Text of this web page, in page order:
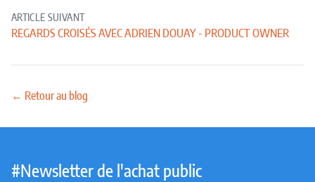
ARTICLE SUIVANT
REGARDS CROISÉS AVEC ADRIEN DOUAY - PRODUCT OWNER
← Retour au blog
#Newsletter de l'achat public